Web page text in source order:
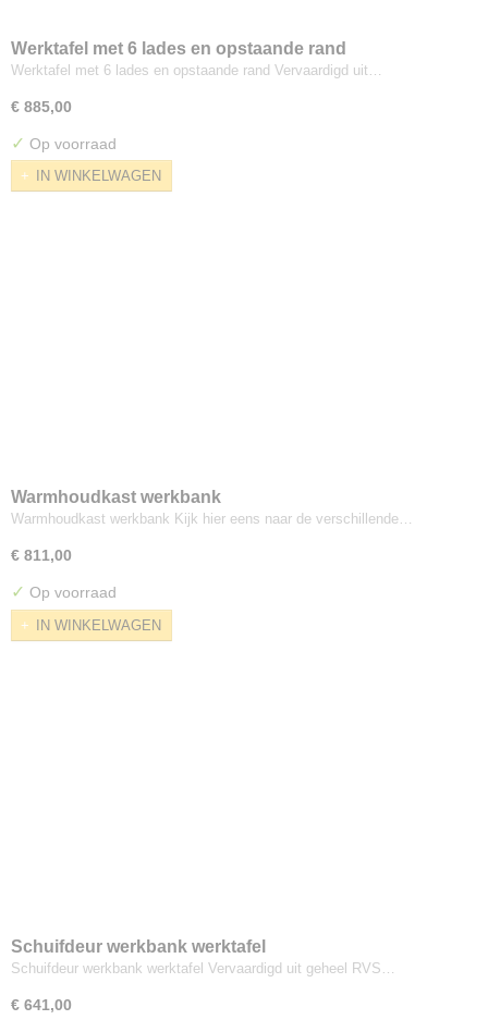
Werktafel met 6 lades en opstaande rand
Werktafel met 6 lades en opstaande rand Vervaardigd uit…
€ 885,00
✓ Op voorraad
IN WINKELWAGEN
Warmhoudkast werkbank
Warmhoudkast werkbank Kijk hier eens naar de verschillende…
€ 811,00
✓ Op voorraad
IN WINKELWAGEN
Schuifdeur werkbank werktafel
Schuifdeur werkbank werktafel Vervaardigd uit geheel RVS…
€ 641,00